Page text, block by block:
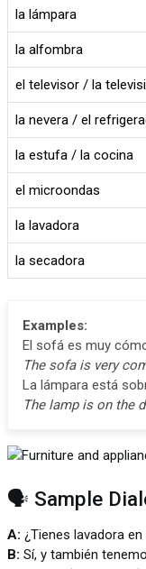
la lámpara
la alfombra
el televisor / la
la nevera / el
la estufa / la cocina
el microondas
la lavadora
la secadora
Examples:
El sofá es muy
The sofa is very
La lámpara está
The lamp is on the
🗣️ Sample
A: ¿Tienes lavadora en
B: Sí, y también